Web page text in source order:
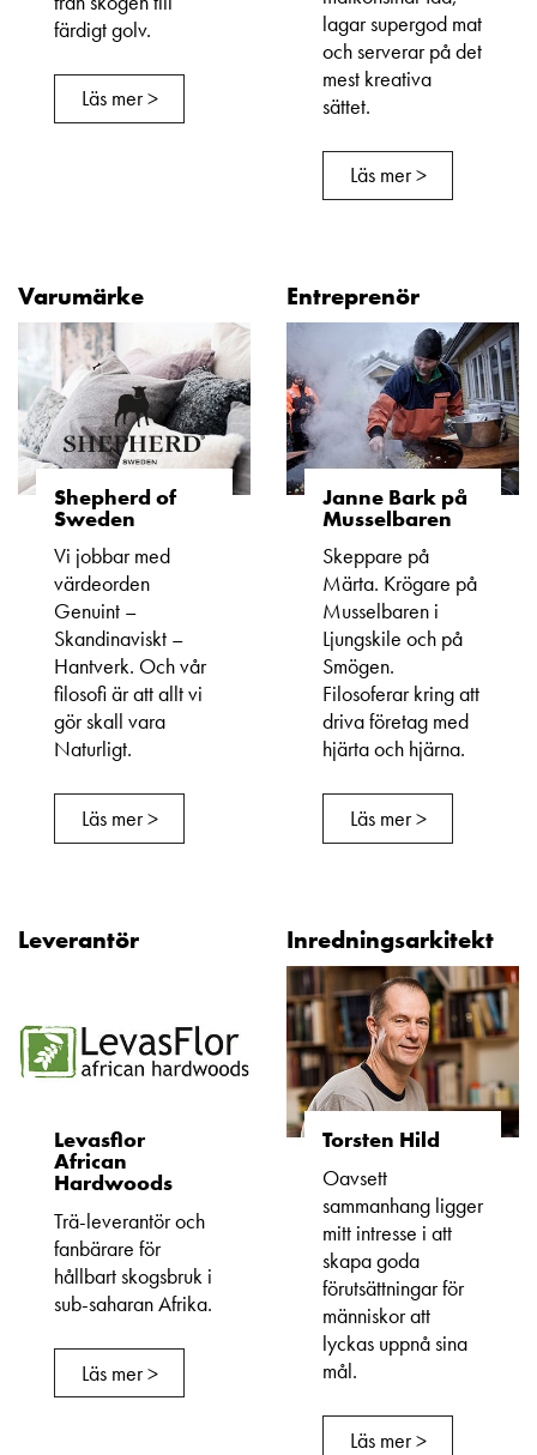
färdigt golv.
Läs mer >
lagar supergod mat
och serverar på det
mest kreativa
sättet.
Läs mer >
Varumärke
Shepherd of
Sweden
Vi jobbar med
värdeorden
Genuint –
Skandinaviskt –
Hantverk. Och vår
filosofi är att allt vi
gör skall vara
Naturligt.
Läs mer >
Entreprenör
Janne Bark på
Musselbaren
Skeppare på
Märta. Krögare på
Musselbaren i
Ljungskile och på
Smögen.
Filosoferar kring att
driva företag med
hjärta och hjärna.
Läs mer >
Leverantör
Levasflor
African
Hardwoods
Trä-leverantör och
fanbärare för
hållbart skogsbruk i
sub-saharan Afrika.
Läs mer >
Inredningsarkitekt
Torsten Hild
Oavsett
sammanhang ligger
mitt intresse i att
skapa goda
förutsättningar för
människor att
lyckas uppnå sina
mål.
Läs mer >